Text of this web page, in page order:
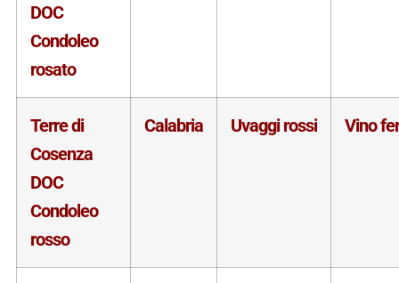
DOC
Condoleo
rosato
Terre di
Cosenza
DOC
Condoleo
rosso
Calabria Uvaggi rossi Vino